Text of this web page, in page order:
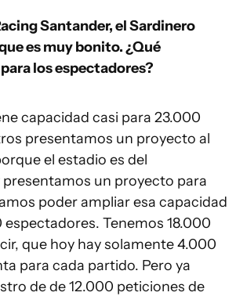
Santander, el Sardinero
es muy bonito. ¿Qué
los espectadores?
capacidad casi para 23.000
presentamos un proyecto al
el estadio es del
un proyecto para
poder ampliar esa capacidad
Tenemos 18.000
que hoy hay solamente 4.000
para cada partido. Pero ya
de de 12.000 peticiones de